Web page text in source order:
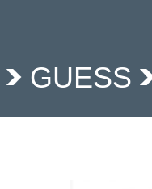
>
GUESS